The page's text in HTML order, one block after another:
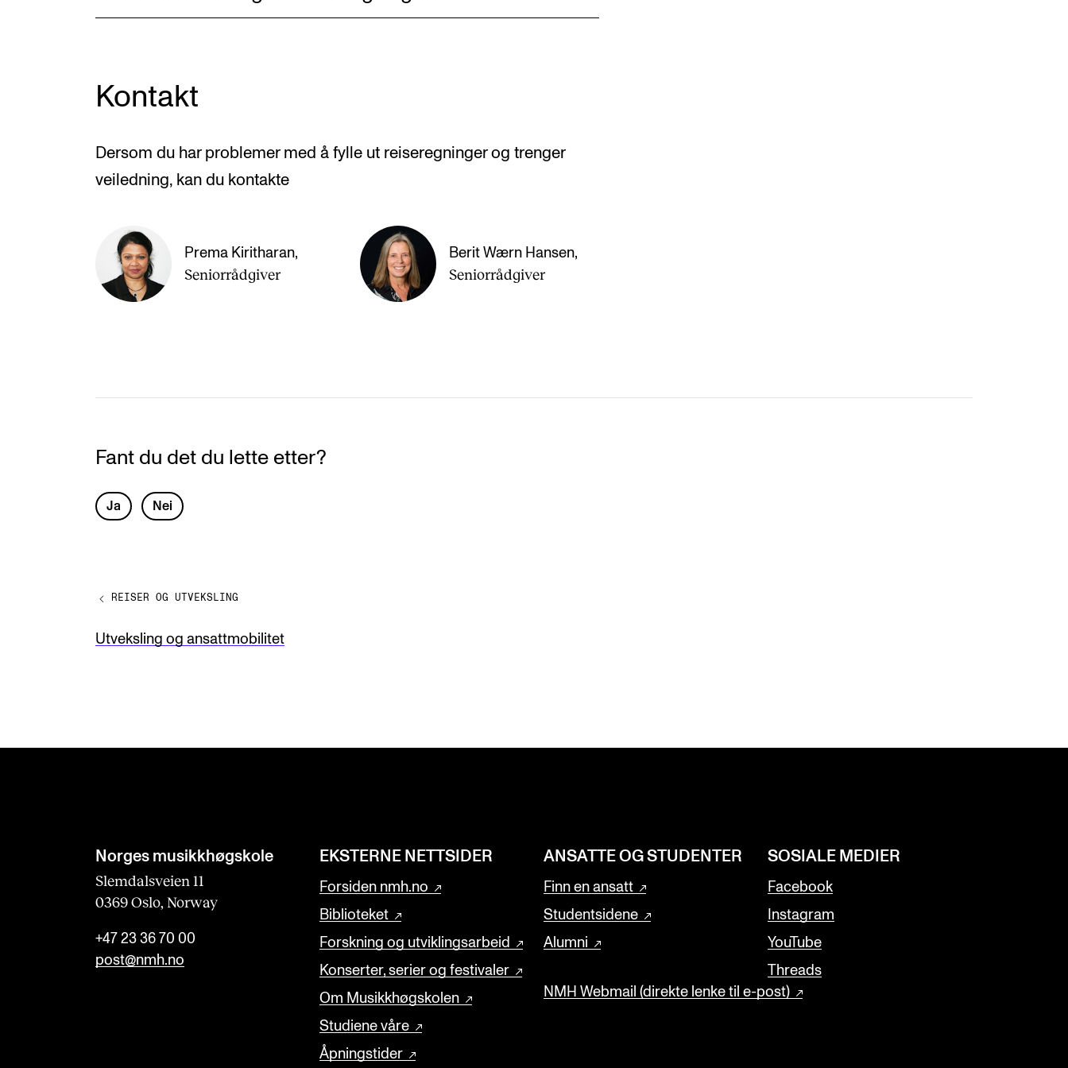
Kontakt
Dersom du har problemer med å fylle ut reiseregninger og trenger
veiledning, kan du kontakte
Prema Kiritharan,
Seniorrådgiver
Berit Wærn Hansen,
Seniorrådgiver
Fant du det du lette etter?
L
e
t
d
b
l
a
n
Ja Nei
REISER OG UTVEKSLING
Utveksling og ansattmobilitet
Norges musikk­høgskole
Slemdalsveien 11
0369 Oslo, Norway
+47 23 36 70 00
post@nmh.no
EKSTERNE NETTSIDER
Forsiden nmh.no
Biblioteket
Forskning og utviklingsarbeid
Konserter, serier og festivaler
Om Musikkhøgskolen
Studiene våre
Åpningstider
ANSATTE OG STUDENTER
Finn en ansatt
Studentsidene
Alumni
NMH Webmail (direkte lenke til e-post)
SOSIALE MEDIER
Facebook
Instagram
YouTube
Threads